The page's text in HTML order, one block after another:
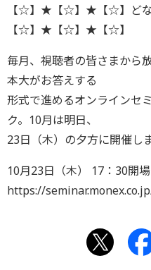
【☆】★【☆】★【☆】どな
【☆】★【☆】★【☆】
毎月、視聴者の皆さまから
本大がお答えする
形式で進めるオンラインセ
ク。10月は明日、
23日（木）の夕方に開催し
10月23日（木） 17：30
https://